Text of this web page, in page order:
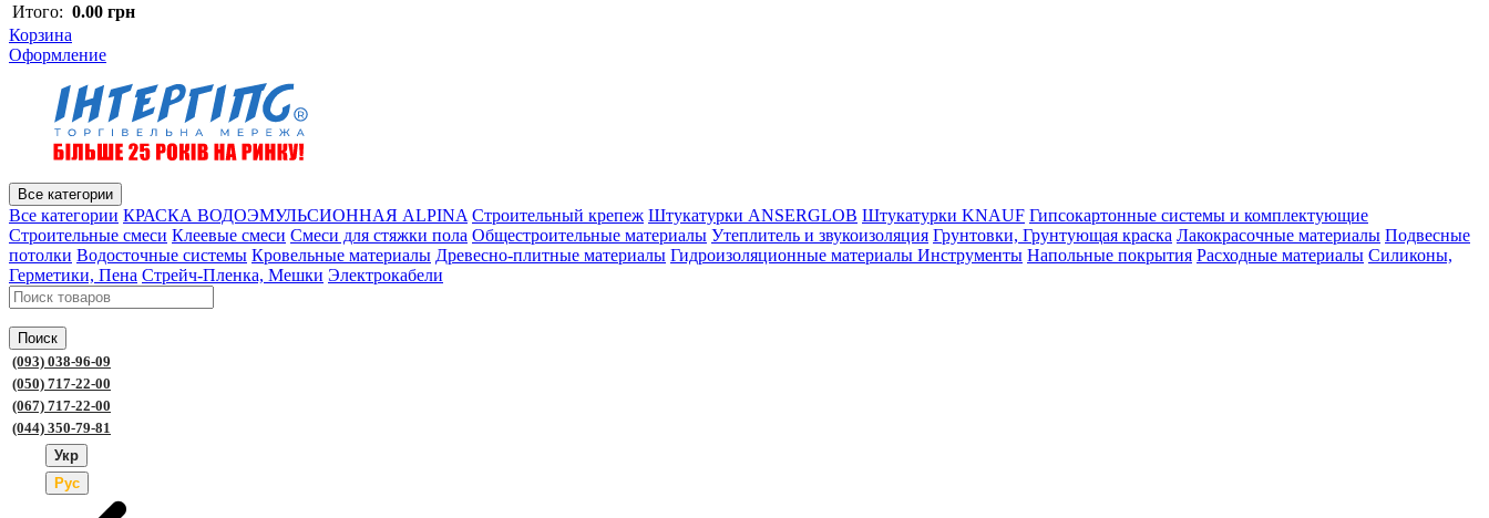
Итого: 0.00 грн
Корзина
Оформление
Все категории
Все категории КРАСКА ВОДОЭМУЛЬСИОННАЯ ALPINA Строительный крепеж Штукатурки ANSERGLOB Штукатурки KNAUF Гипсокартонные системы и комплектующие
Строительные смеси Клеевые смеси Смеси для стяжки пола Общестроительные материалы Утеплитель и звукоизоляция Грунтовки, Грунтующая краска Лакокрасочные материалы Подвесные
потолки Водосточные системы Кровельные материалы Древесно-плитные материалы Гидроизоляционные материалы Инструменты Напольные покрытия Расходные материалы Силиконы,
Герметики, Пена Стрейч-Пленка, Мешки Электрокабели
Поиск
(093) 038-96-09
(050) 717-22-00
(067) 717-22-00
(044) 350-79-81
Укр
Рус